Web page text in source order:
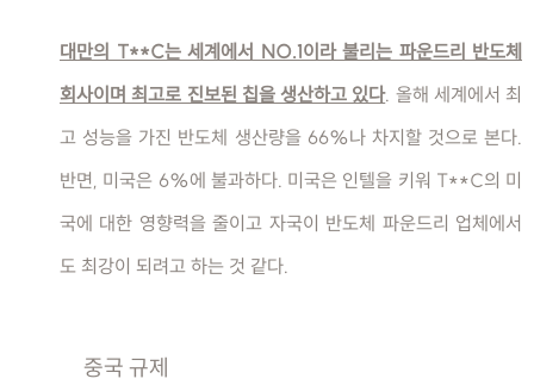
대만의 T**C는 세계에서 NO.1이라 불리는 파운드리 반도체
회사이며 최고로 진보된 칩을 생산하고 있다. 올해 세계에서 최
고 성능을 가진 반도체 생산량을 66%나 차지할 것으로 본다.
반면, 미국은 6%에 불과하다. 미국은 인텔을 키워 T**C의 미
국에 대한 영향력을 줄이고 자국이 반도체 파운드리 업체에서
도 최강이 되려고 하는 것 같다.
중국 규제